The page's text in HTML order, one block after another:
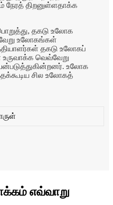
நேரத் திறனுள்ளதாக்க
தகடு உலோக
உலோகங்கள்
தகடு உலோகப்
வெவ்வேறு
உலோக
சில உலோகத்
எவ்வாறு